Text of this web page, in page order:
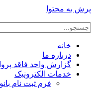
پرش به محتوا
خانه
درباره ما
گزارش واحد فاقد
خدمات الکترونیک
فرم ثبت نام